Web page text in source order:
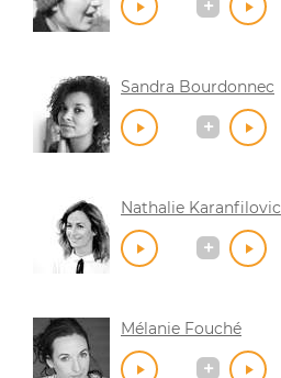
Sandra Bourdonnec
Nathalie Karanfilovic
Mélanie Fouché